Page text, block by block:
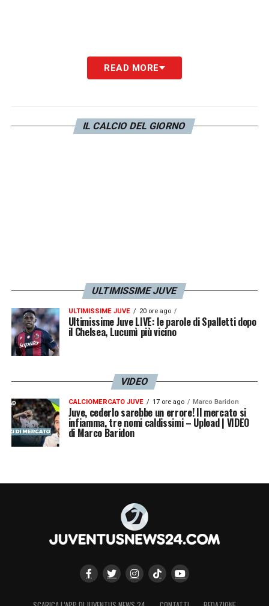
READ MORE
IL CALCIO DEL GIORNO
ULTIMISSIME JUVE
ULTIMISSIME JUVE 20 ore ago
Ultimissime Juve LIVE: le parole di Spalletti dopo
il Chelsea, Lucumì più vicino
VIDEO
CALCIOMERCATO JUVE 17 ore ago Marco Baridon
Juve, cederlo sarebbe un errore! Il mercato si
infiamma, tre nomi caldissimi – Upload | VIDEO
di Marco Baridon